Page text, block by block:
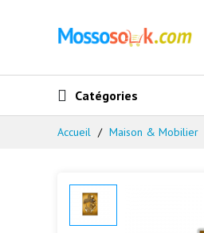
Catégories
Accueil Maison & Mobilier